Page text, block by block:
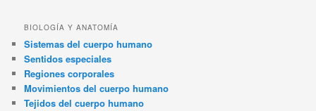
BIOLOGÍA Y ANATOMÍA
Sistemas del cuerpo humano
Sentidos especiales
Regiones corporales
Movimientos del cuerpo humano
Tejidos del cuerpo humano